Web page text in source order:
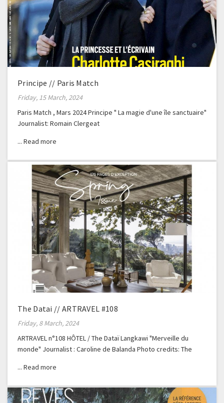
Principe // Paris Match
Friday, 15 March, 2024
Paris Match , Mars 2024 Principe " La magie d'une île sanctuaire"
Journalist: Romain Clergeat
The Datai // ARTRAVEL #108
Friday, 8 March, 2024
ARTRAVEL n°108 HÔTEL / The Dataï Langkawi "Merveille du
monde" Journalist : Caroline de Balanda Photo credits: The